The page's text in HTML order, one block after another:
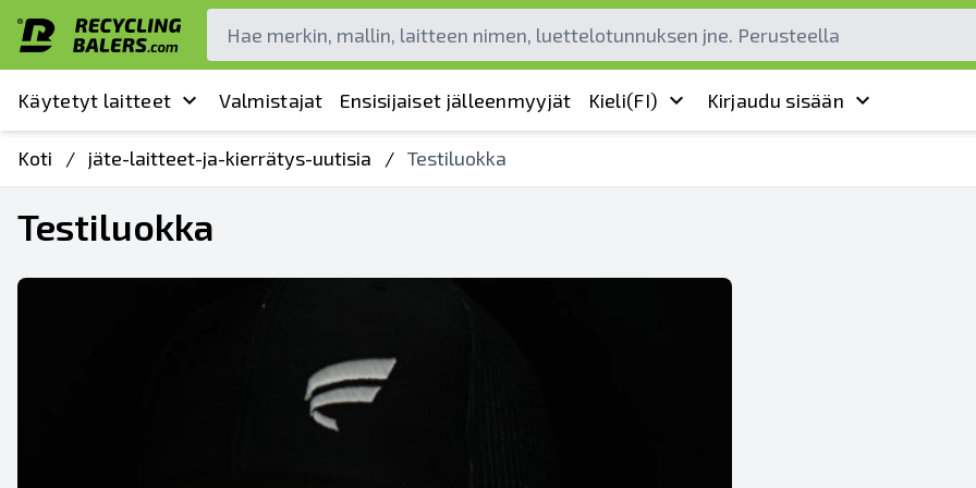
Käytetyt laitteet Valmistajat Ensisijaiset jälleenmyyjät Kieli(FI) Kirjaudu sisään
Koti / jäte-laitteet-ja-kierrätys-uutisia / Testiluokka
Testiluokka